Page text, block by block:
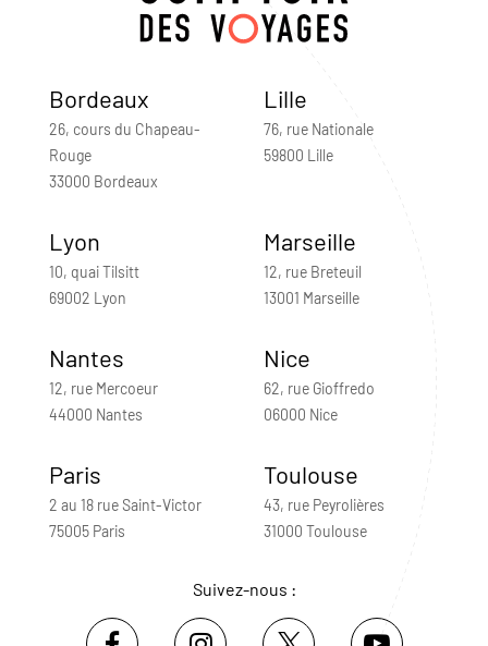
Bordeaux
26, cours du Chapeau-
Rouge
33000 Bordeaux
Lille
76, rue Nationale
59800 Lille
Lyon
10, quai Tilsitt
69002 Lyon
Marseille
12, rue Breteuil
13001 Marseille
Nantes
12, rue Mercoeur
44000 Nantes
Nice
62, rue Gioffredo
06000 Nice
Paris
2 au 18 rue Saint-Victor
75005 Paris
Toulouse
43, rue Peyrolières
31000 Toulouse
Suivez-nous :